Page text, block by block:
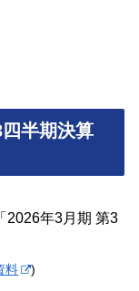
半期決算
2026年3月期 第3
料 )